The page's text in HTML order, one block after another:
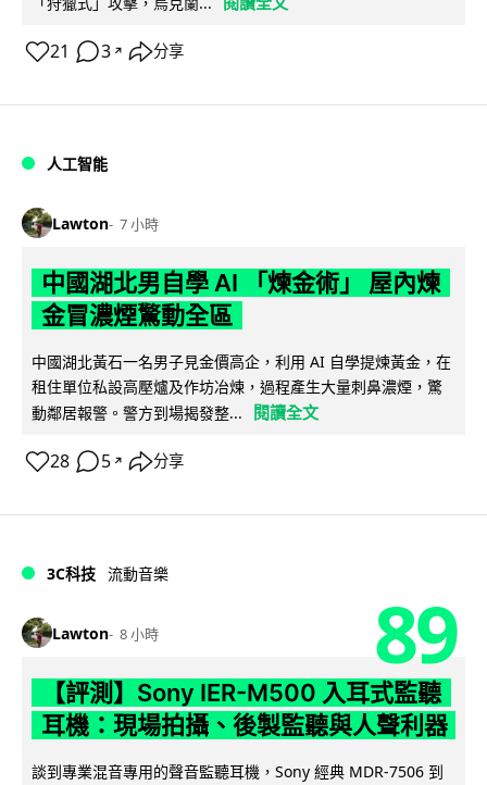
21 3 ↗ 分享
人工智能
Lawton 7 小時
中國湖北男自學 AI 「煉金術」 屋內煉
金冒濃煙驚動全區
中國湖北黃石一名男子見金價高企，利用 AI 自學提煉黃金，在
租住單位私設高壓爐及作坊冶煉，過程產生大量刺鼻濃煙，驚
動鄰居報警。警方到場揭發整...
閱讀全文
28 5 ↗ 分享
3C科技 流動音樂
Lawton 8 小時 89
【評測】Sony IER-M500 入耳式監聽
耳機：現場拍攝、後製監聽與人聲利器
談到專業混音專用的聲音監聽耳機，Sony 經典 MDR-7506 到